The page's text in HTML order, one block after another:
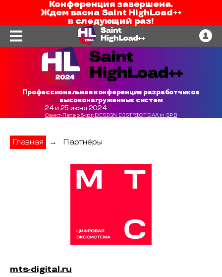
Конференция завершена.
Ждем васна Saint HighLoad++
в следующий раз!
Профессиональная конференция разработчиков
высоконагруженных систем
24 и 25 июня 2024
Санкт-Петербург, DESIGN DISTRICT DAA in SPB
Главная → Партнёры
mts-digital.ru